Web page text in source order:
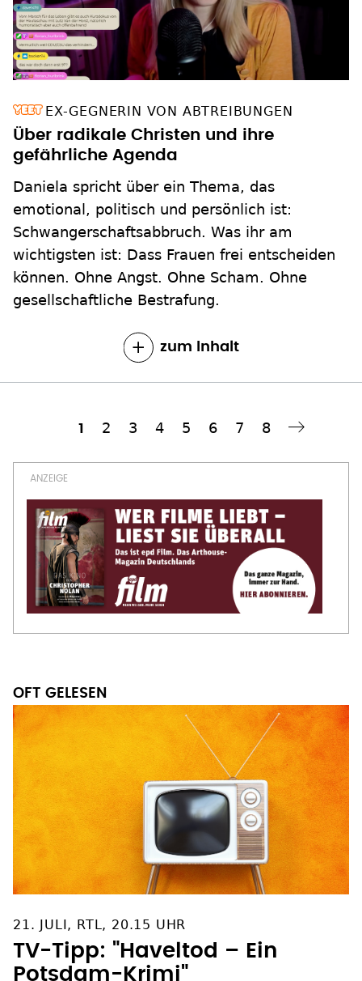
EX-GEGNERIN VON ABTREIBUNGEN
Über radikale Christen und ihre
gefährliche Agenda
Daniela spricht über ein Thema, das
emotional, politisch und persönlich ist:
Schwangerschaftsabbruch. Was ihr am
wichtigsten ist: Dass Frauen frei entscheiden
können. Ohne Angst. Ohne Scham. Ohne
gesellschaftliche Bestrafung.
zum Inhalt
Aktuelle
1 Seite
2 Seite
3 Seite
4 Seite
5 Seite
6 Seite
7 Seite
8
Nächste Seite ››
OFT GELESEN
21. JULI, RTL, 20.15 UHR
TV-Tipp: "Haveltod – Ein
Potsdam-Krimi"